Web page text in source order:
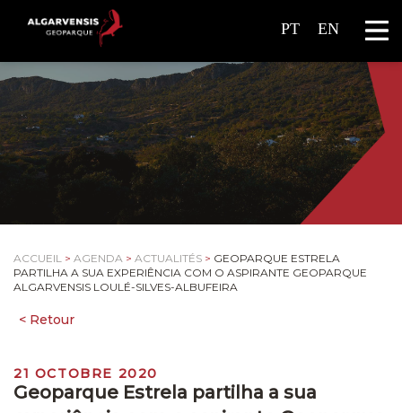
PT EN
ACCUEIL > AGENDA > ACTUALITÉS > GEOPARQUE ESTRELA
PARTILHA A SUA EXPERIÊNCIA COM O ASPIRANTE GEOPARQUE
ALGARVENSIS LOULÉ-SILVES-ALBUFEIRA
21 OCTOBRE 2020
Geoparque Estrela partilha a sua